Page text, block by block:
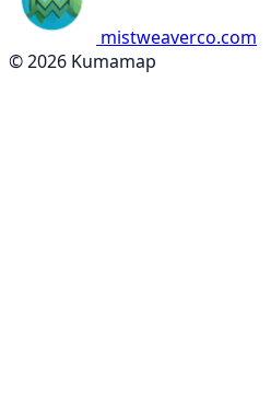
mistweaverco.com
© 2026 Kumamap